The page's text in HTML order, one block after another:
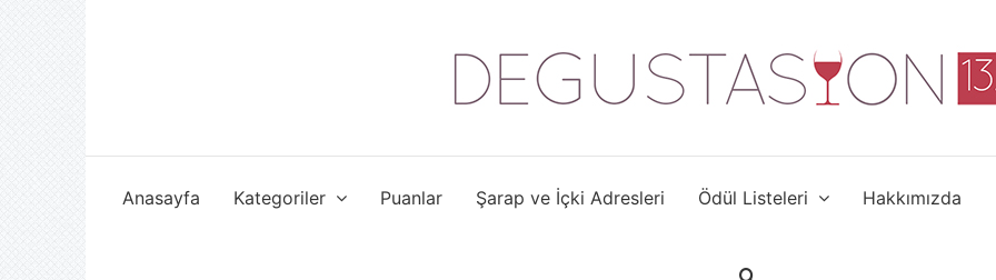
Anasayfa Kategoriler Puanlar Şarap ve İçki Adresleri Ödül Listeleri Hakkımızda